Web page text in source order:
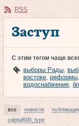
RSS
Заступ
С этим тегом чаще
выборы Рады,
востоке, реформы,
водоснабжение,
все новости
capital500_type